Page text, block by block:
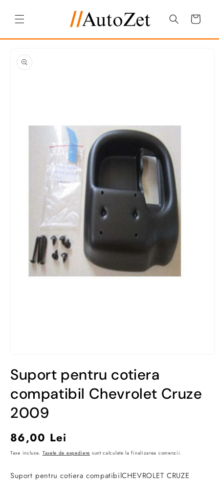
conținut
Coș
informațiile
despre
produs
media
1
o
fereastră
modală
Suport pentru cotiera
compatibil Chevrolet Cruze
2009
Preț
obișnuit
86,00 Lei
Taxe incluse. Taxele de expediere sunt calculate la finalizarea comenzii.
Suport pentru cotiera compatibilCHEVROLET CRUZE